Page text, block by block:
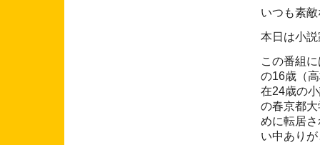
いつも素
本日は小
この番組
の16歳（
在24歳の
の春京都
めに転居
い中あり